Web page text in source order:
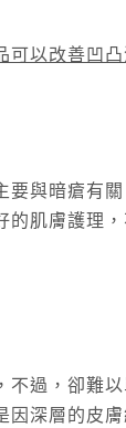
可以改善凹
要與暗瘡有
的肌膚護理
不過，卻難
因深層的皮